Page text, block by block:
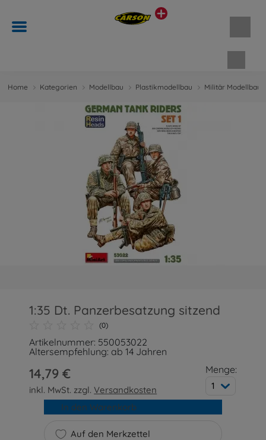
Home Kategorien Modellbau Plastikmodellbau Militär Modellbau
1:35 Dt. Panzerbesatzung sitzend
(0)
Artikelnummer: 550053022
Altersempfehlung: ab 14 Jahren
14,79 €
inkl. MwSt. zzgl.Versandkosten
Menge:
1
Auf den Merkzettel
In den Warenkorb